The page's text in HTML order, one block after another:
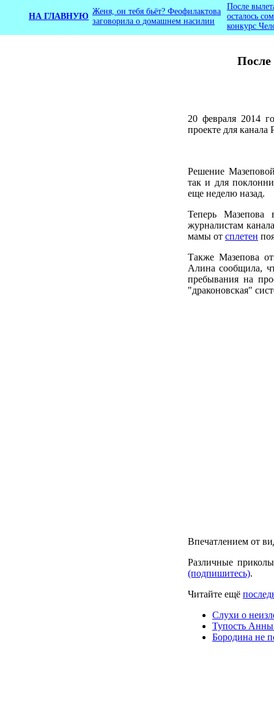
После
НА ГЛАВНУЮ
Женя, он тебя бьёт? Феофилактова
заговорила о домашнем насилии
После
осталось
конкурс
20 февраля 2014
проекте для канала
Решение
так и для
еще неделю назад.
Теперь Мазепова
журналистам
мамы от сплетен
Также Мазепова
Алина сообщила,
пребывания на
"драконовская"
Впечатлением от
Различные
(подпишитесь).
Читайте ещё
Слухи о
Тупость Анны
Бородина не